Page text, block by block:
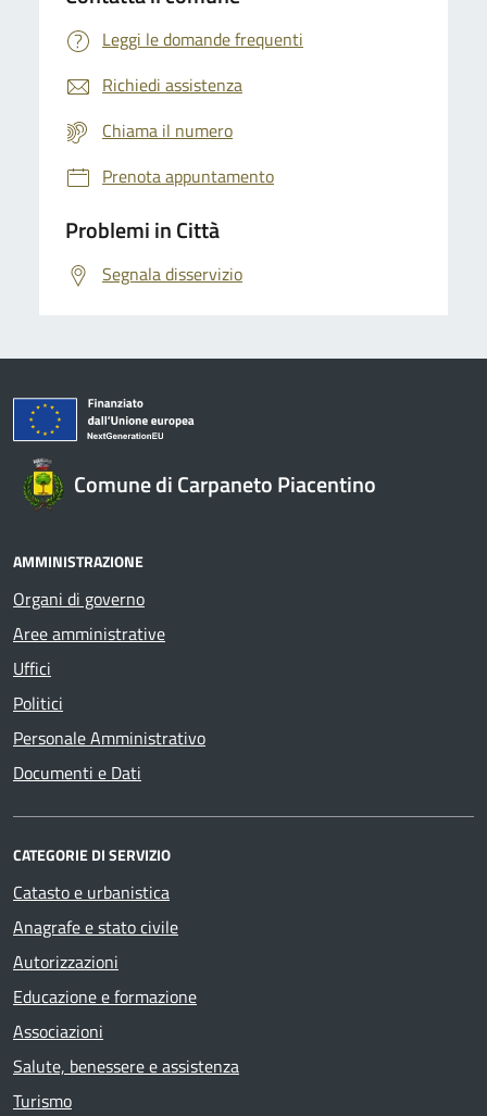
Leggi le domande frequenti
Richiedi assistenza
Chiama il numero
Prenota appuntamento
Problemi in Città
Segnala disservizio
Comune di Carpaneto Piacentino
AMMINISTRAZIONE
Organi di governo
Aree amministrative
Uffici
Politici
Personale Amministrativo
Documenti e Dati
CATEGORIE DI SERVIZIO
Catasto e urbanistica
Anagrafe e stato civile
Autorizzazioni
Educazione e formazione
Associazioni
Salute, benessere e assistenza
Turismo